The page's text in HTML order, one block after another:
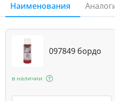
Наименования
097849 бордо
в наличии